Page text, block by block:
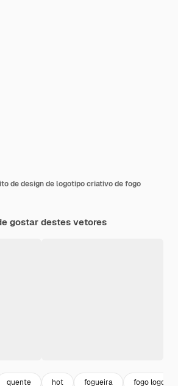
de design de logotipo criativo de fogo
gostar destes vetores
quente hot fogueira fogo logo